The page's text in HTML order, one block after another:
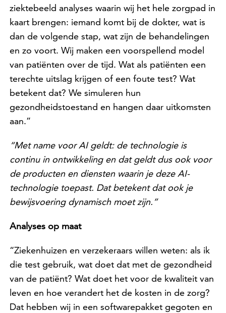
ziektebeeld analyses waarin wij het hele zorgpad in
kaart brengen: iemand komt bij de dokter, wat is
dan de volgende stap, wat zijn de behandelingen
en zo voort. Wij maken een voorspellend model
van patiënten over de tijd. Wat als patiënten een
terechte uitslag krijgen of een foute test? Wat
betekent dat? We simuleren hun
gezondheidstoestand en hangen daar uitkomsten
aan.”
“Met name voor AI geldt: de technologie is
continu in ontwikkeling en dat geldt dus ook voor
de producten en diensten waarin je deze AI-
technologie toepast. Dat betekent dat ook je
bewijsvoering dynamisch moet zijn.”
Analyses op maat
“Ziekenhuizen en verzekeraars willen weten: als ik
die test gebruik, wat doet dat met de gezondheid
van de patiënt? Wat doet het voor de kwaliteit van
leven en hoe verandert het de kosten in de zorg?
Dat hebben wij in een softwarepakket gegoten en